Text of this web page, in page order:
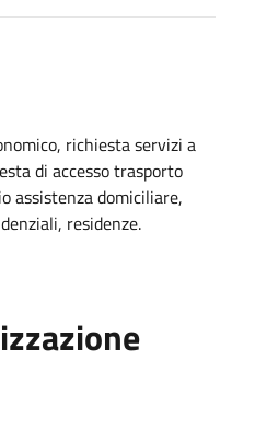
richiesta servizi a
di accesso trasporto
assistenza domiciliare,
residenze.